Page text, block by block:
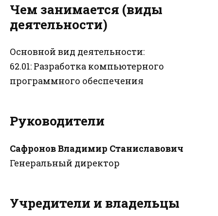
Чем занимается (виды
деятельности)
Основной вид деятельности:
62.01: Разработка компьютерного
программного обеспечения
Руководители
Сафронов Владимир Станиславович
Генеральный директор
Учредители и владельцы